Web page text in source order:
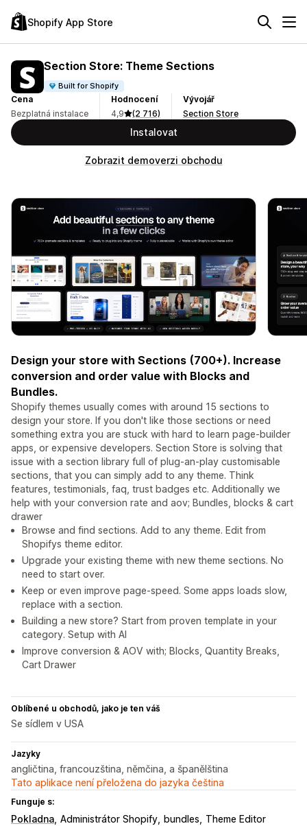
Shopify App Store
Section Store: Theme Sections
Built for Shopify
Cena
Bezplatná instalace
Hodnocení
4,9
(2 716)
Vývojář
Section Store
Instalovat
Zobrazit demoverzi obchodu
Design your store with Sections (700+). Increase
conversion and order value with Blocks and
Bundles.
Shopify themes usually comes with around 15 sections to
design your store. If you don't like those sections or need
something extra you are stuck with hard to learn page-builder
apps, or expensive developers. Section Store is solving that
issue with a section library full of plug-an-play customisable
sections, that you can simply add to any theme. Think
features, testimonials, faq, trust badges etc. Additionally we
help with your conversion rate and aov; Bundles, blocks & cart
drawer
Browse and find sections. Add to any theme. Edit from
Shopifys theme editor.
Upgrade your existing theme with new theme sections. No
need to start over.
Keep or even improve page-speed. Some apps loads slow,
replace with a section.
Building a new store? Start from proven template in your
category. Setup with AI
Improve conversion & AOV with; Blocks, Quantity Breaks,
Cart Drawer
Oblíbené u obchodů, jako je ten váš
Se sídlem v USA
Jazyky
angličtina, francouzština, němčina, a španělština
Tato aplikace není přeložena do jazyka čeština
Funguje s:
Pokladna Administrátor Shopify bundles Theme Editor